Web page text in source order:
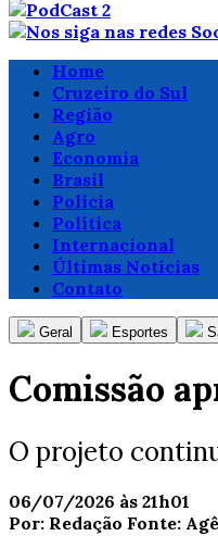
Home
Cruzeiro do Sul
Região
Agro
Economia
Brasil
Polícia
Política
Internacional
Últimas Notícias
Contato
Geral Esportes
Comissão
O projeto
06/07/2026 às 21h01
Por: Redação Fonte: